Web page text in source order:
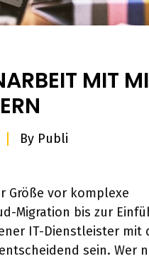
MIT
By Publi
Größe vor komplexe
Migration bis zur
IT-Dienstleister mit
sein. Wer